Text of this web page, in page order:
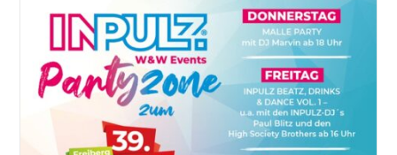
25.07.26
Ab
20
Uhr
Im
Schloss
Freudenstein
Freiberg